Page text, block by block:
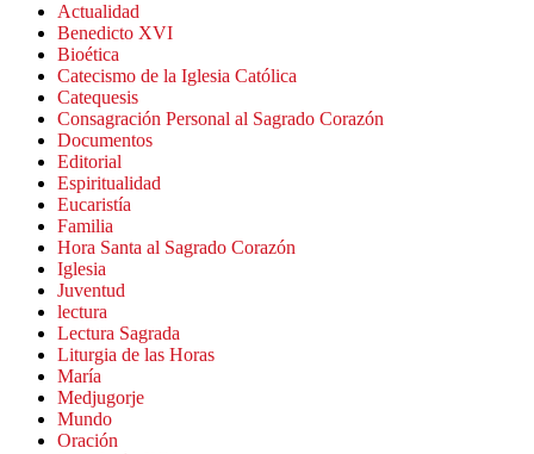
Actualidad
Benedicto XVI
Bioética
Catecismo de la Iglesia Católica
Catequesis
Consagración Personal al Sagrado Corazón
Documentos
Editorial
Espiritualidad
Eucaristía
Familia
Hora Santa al Sagrado Corazón
Iglesia
Juventud
lectura
Lectura Sagrada
Liturgia de las Horas
María
Medjugorje
Mundo
Oración